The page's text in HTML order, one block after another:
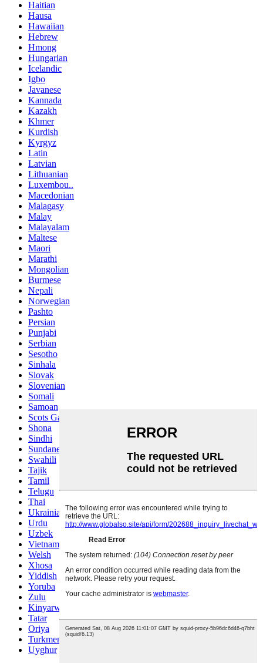
Haitian
Hausa
Hawaiian
Hebrew
Hmong
Hungarian
Icelandic
Igbo
Javanese
Kannada
Kazakh
Khmer
Kurdish
Kyrgyz
Latin
Latvian
Lithuanian
Luxembou..
Macedonian
Malagasy
Malay
Malayalam
Maltese
Maori
Marathi
Mongolian
Burmese
Nepali
Norwegian
Pashto
Persian
Punjabi
Serbian
Sesotho
Sinhala
Slovak
Slovenian
Somali
Samoan
Scots Gaelic
Shona
Sindhi
Sundanese
Swahili
Tajik
Tamil
Telugu
Thai
Ukrainian
Urdu
Uzbek
Vietnamese
Welsh
Xhosa
Yiddish
Yoruba
Zulu
Kinyarwanda
Tatar
Oriya
Turkmen
Uyghur